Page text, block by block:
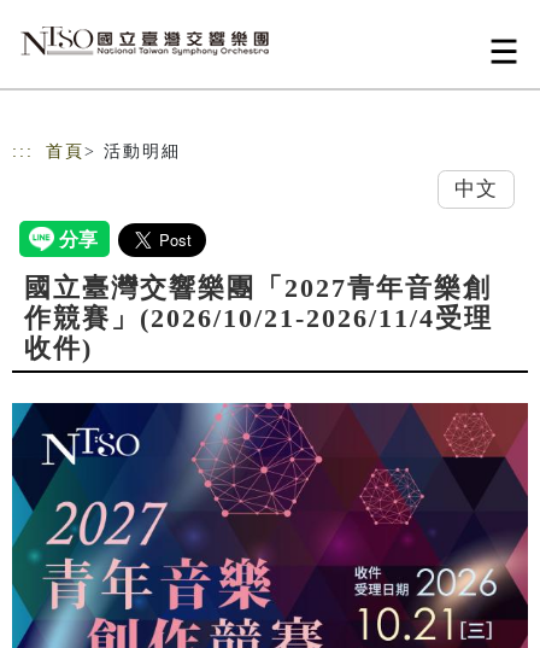
::: 首頁 > 活動明細
中文
國立臺灣交響樂團「2027青年音樂創
作競賽」(2026/10/21-2026/11/4受理
收件)